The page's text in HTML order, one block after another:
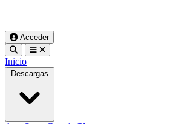
Acceder
Inicio
Descargas